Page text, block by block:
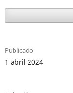
Publicado
1 abril 2024